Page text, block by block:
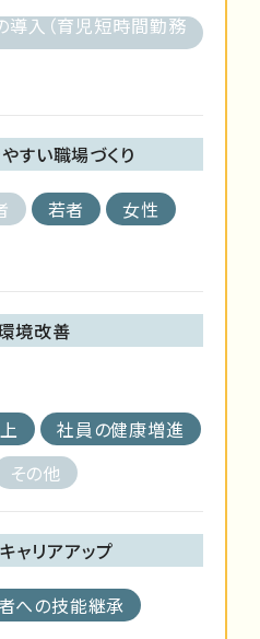
入（育児短時間勤務
すい職場づくり
若者
女性
境改善
社員の健康増進
その他
ャリアアップ
への技能継承